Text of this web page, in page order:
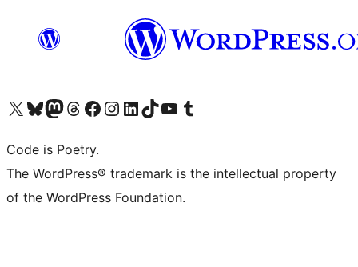
Navštivte náš účet na X (dříve Twitter)
Navštivte náš Bluesky účetNavštivte náš účet Mastodon
Navštivte náš Threads účetNavštivte naši stránku na Facebooku
Navštivte náš Instagram účetNavštivte náš LinkedIn účetNavštivte náš TikTok účetNavštivte náš YouTube kanálNavštivte náš Tumblr účet
Code is Poetry.
The WordPress® trademark is the intellectual property
of the WordPress Foundation.